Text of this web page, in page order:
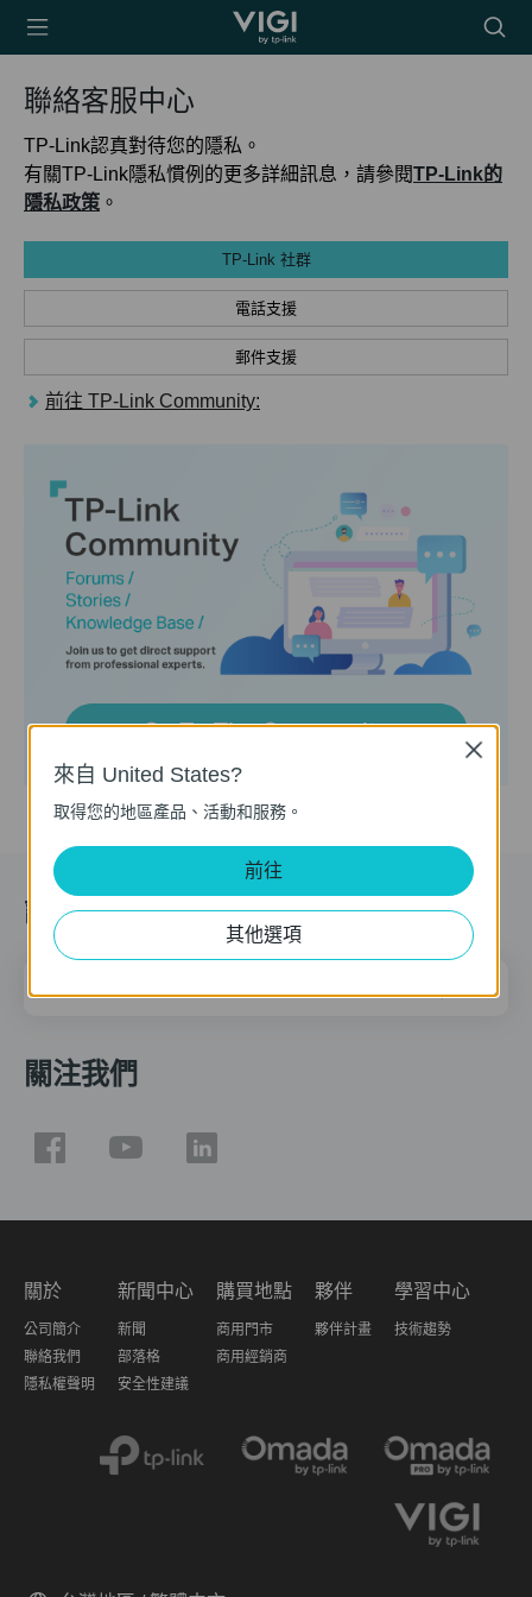
TP-Link, Reliably
搜
尋
聯絡客服中心
TP-Link認真對待您的隱私。
有關TP-Link隱私慣例的更多詳細訊息，請參閱TP-Link的
隱私政策 。
TP-Link 社群
電話支援
郵件支援
前往 TP-Link Community:
訂閱
關注我們
關於
公司簡介
聯絡我們
隱私權聲明
新聞中心
新聞
部落格
安全性建議
購買地點
商用門市
商用經銷商
夥伴
夥伴計畫
學習中心
技術趨勢
來自 United States?
取得您的地區產品、活動和服務。
前往
其他選項
Close